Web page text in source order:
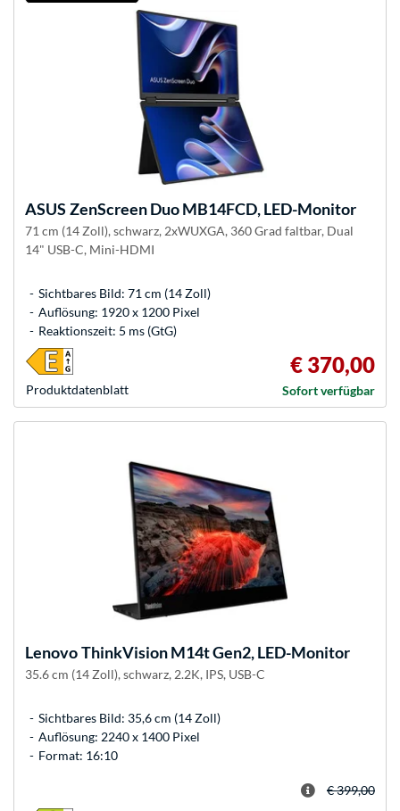
ASUS ZenScreen Duo MB14FCD, LED-Monitor
71 cm (14 Zoll), schwarz, 2xWUXGA, 360 Grad faltbar, Dual
14" USB-C, Mini-HDMI
Sichtbares Bild: 71 cm (14 Zoll)
Auflösung: 1920 x 1200 Pixel
Reaktionszeit: 5 ms (GtG)
Produkt­datenblatt
€ 370,00
Sofort verfügbar
LenovoThinkVision M14t Gen2, LED-Monitor
35.6 cm (14 Zoll), schwarz, 2.2K, IPS, USB-C
Sichtbares Bild: 35,6 cm (14 Zoll)
Auflösung: 2240 x 1400 Pixel
Format: 16:10
€ 399,00